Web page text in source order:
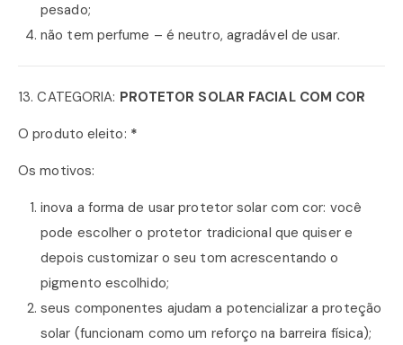
pesado;
não tem perfume – é neutro, agradável de usar.
13. CATEGORIA: PROTETOR SOLAR FACIAL COM COR
O produto eleito: *
Os motivos:
inova a forma de usar protetor solar com cor: você
pode escolher o protetor tradicional que quiser e
depois customizar o seu tom acrescentando o
pigmento escolhido;
seus componentes ajudam a potencializar a proteção
solar (funcionam como um reforço na barreira física);